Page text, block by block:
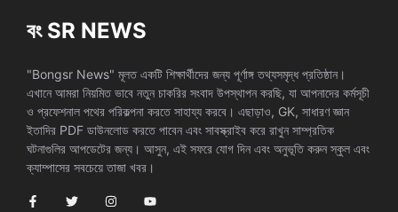
বং SR NEWS
"Bongsr News" মূলত একটি শিক্ষার্থীদের জন্য পূর্ণাঙ্গ তথ্যসমৃদ্ধ প্রতিষ্ঠান।
এখানে আমরা নিয়মিত ভাবে নতুন চাকরির সংবাদ উপস্থাপন করছি, যা আপনাদের কর্মসূচী
ও প্রফেশনাল পথের পরিকল্পনা করতে সাহায্য করবে। এছাড়াও, GK, সাধারণ জ্ঞান
ইতাদির PDF ডাউনলোড করতে পাবেন এবং সাবস্ক্রাইব করে রাখুন সাম্প্রতিক
ঘটনাগুলির আপডেটের জন্য। আসুন, এই সফরে যোগ দিন এবং অনুভূতি করুন স্কুল এবং
ক্যাম্পাসের সবচেয়ে তাজা খবর।